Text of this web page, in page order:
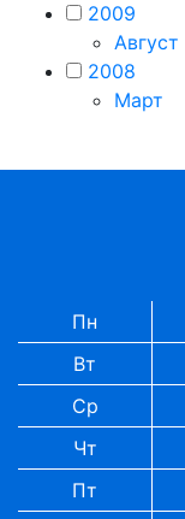
2009
Август
2008
Март
Пн
Вт
Ср
Чт
Пт